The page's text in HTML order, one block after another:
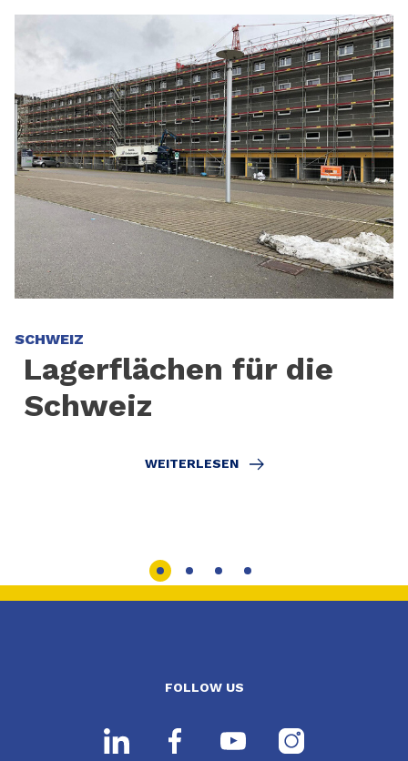
SCHWEIZ
Lagerflächen für die
Schweiz
WEITERLESEN
FOLLOW US